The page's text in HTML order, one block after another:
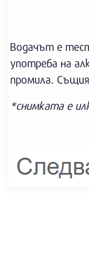
Водачът е
употреба на
промила.
*снимката е